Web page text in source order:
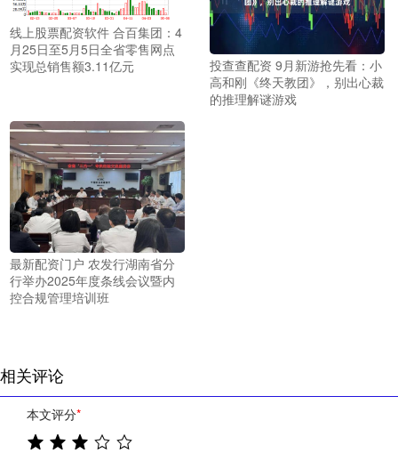
线上股票配资软件 合百集团：4
月25日至5月5日全省零售网点
实现总销售额3.11亿元
投查查配资 9月新游抢先看：小
高和刚《终天教团》，别出心裁
的推理解谜游戏
最新配资门户 农发行湖南省分
行举办2025年度条线会议暨内
控合规管理培训班
相关评论
本文评分*